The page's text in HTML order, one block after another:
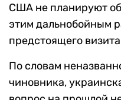
США не планируют
этим дальнобойным
предстоящего
По словам
чиновника,